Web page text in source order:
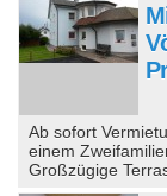
Ab sofort
einem
Großzügige